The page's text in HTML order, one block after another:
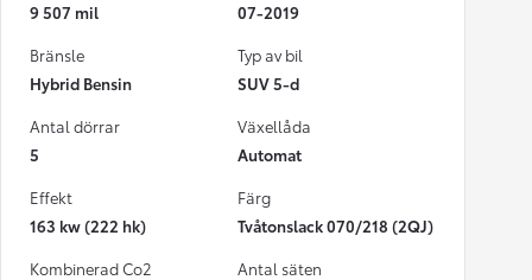
9 507 mil
07-2019
Bränsle
Hybrid Bensin
Typ av bil
SUV 5-d
Antal dörrar
5
Växellåda
Automat
Effekt
163 kw (222 hk)
Färg
Tvåtonslack 070/218 (2QJ)
Kombinerad Co2
Antal säten